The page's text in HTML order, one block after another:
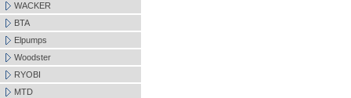
WACKER
BTA
Elpumps
Woodster
RYOBI
MTD